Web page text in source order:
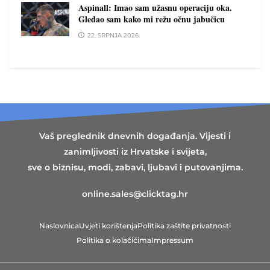
Aspinall: Imao sam užasnu operaciju oka.
Gledao sam kako mi režu očnu jabučicu
22. SRPNJA 2026.
Vaš preglednik dnevnih događanja. Vijesti i
zanimljivosti iz Hrvatske i svijeta,
sve o biznisu, modi, zabavi, ljubavi i putovanjima.
online.sales@clicktag.hr
NaslovnicaUvjeti korištenjaPolitika zaštite privatnosti
Politika o kolačićimaImpressum